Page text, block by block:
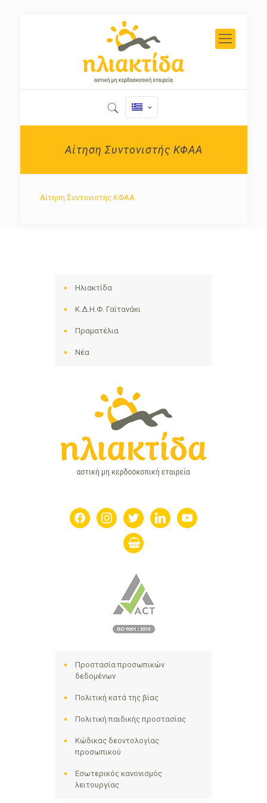
Αίτηση Συντονιστής ΚΦΑΑ
Αίτηση Συντονιστής ΚΦΑΑ
Ηλιακτίδα
Κ.Δ.Η.Φ. Γαϊτανάκι
Πραματέλια
Νέα
facebookinstagramtwitter linkedin youtube
shopping-
basket
Προστασία προσωπικών
δεδομένων
Πολιτική κατά της βίας
Πολιτική παιδικής προστασίας
Κώδικας δεοντολογίας
προσωπικού
Εσωτερικός κανονισμός
λειτουργίας